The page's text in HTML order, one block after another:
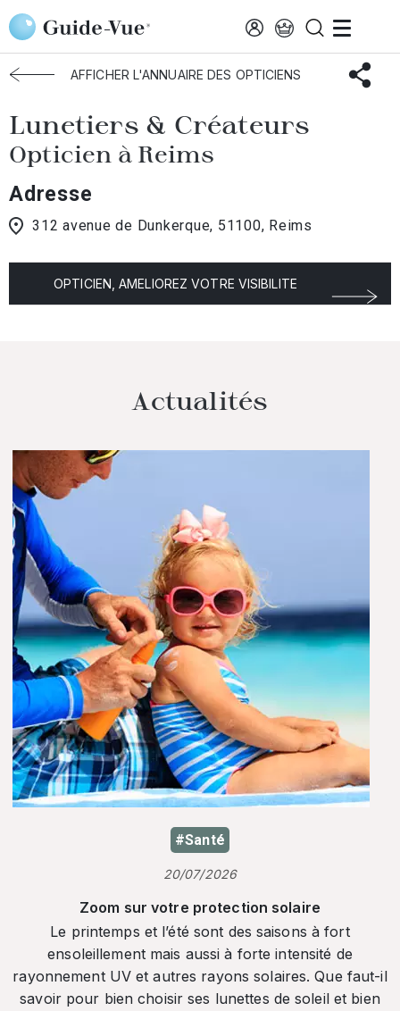
Aller au contenu principal
Accueil Choisir mon opticien Lunetiers & Créateurs
AFFICHER L'ANNUAIRE DES OPTICIENS
Lunetiers & Créateurs
Opticien à Reims
Adresse
312 avenue de Dunkerque, 51100, Reims
OPTICIEN, AMELIOREZ VOTRE VISIBILITE
Actualités
#Santé
20/07/2026
Zoom sur votre protection solaire
Le printemps et l’été sont des saisons à fort
ensoleillement mais aussi à forte intensité de
rayonnement UV et autres rayons solaires. Que faut-il
savoir pour bien choisir ses lunettes de soleil et bien